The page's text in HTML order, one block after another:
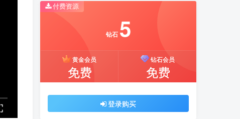
付费资源
钻石 5
黄金会员
免费
钻石会员
免费
登录购买
推荐开通钻石会员下载更优惠！
5
免费 免费